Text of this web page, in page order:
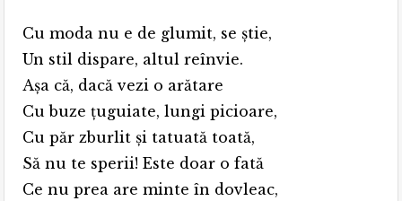
Cu moda nu e de glumit, se știe,
Un stil dispare, altul reînvie.
Așa că, dacă vezi o arătare
Cu buze țuguiate, lungi picioare,
Cu păr zburlit și tatuată toată,
Să nu te sperii! Este doar o fată
Ce nu prea are minte în dovleac,